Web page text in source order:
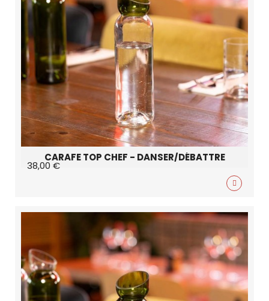
CARAFE TOP CHEF - DANSER/DÉBATTRE
38,00 €